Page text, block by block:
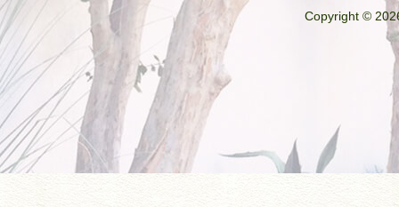
Copyright ©